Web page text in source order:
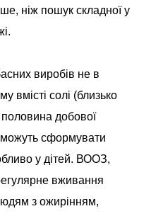
ніж пошук складної у
виробів не в
вмісті солі (близько
добової
можуть сформувати
у дітей. ВООЗ,
вживання
з ожирінням,